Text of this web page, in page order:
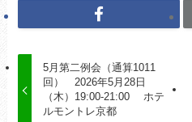
5月第二例会（通算1011
回） 2026年5月28日
（木）19:00-21:00 ホテ
ルモントレ京都